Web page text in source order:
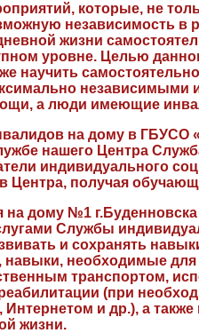
которые, не
независимость в
жизни
уровне. Целью
научить
независимыми
а люди имеющие
на дому в ГБУСО
нашего Центра
индивидуального
получая
дому №1
Службы
и сохранять
необходимые
транспортом,
(при
и др.), а
жизни.